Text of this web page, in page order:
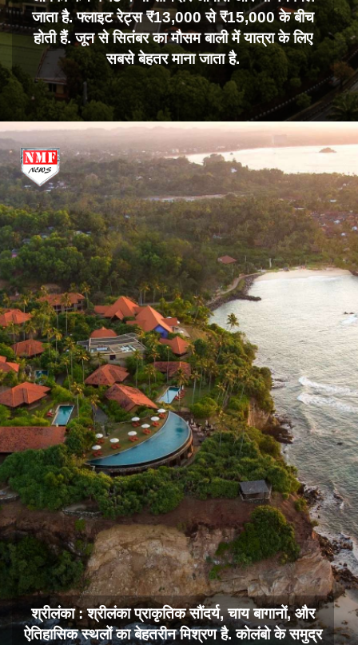
जाता है. फ्लाइट रेट्स ₹13,000 से ₹15,000 के बीच
होती हैं. जून से सितंबर का मौसम बाली में यात्रा के लिए
सबसे बेहतर माना जाता है.
श्रीलंका : श्रीलंका प्राकृतिक सौंदर्य, चाय बागानों, और
ऐतिहासिक स्थलों का बेहतरीन मिश्रण है. कोलंबो के समुद्र